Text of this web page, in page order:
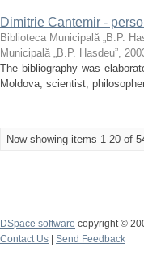
Dimitrie Cantemir -
Biblioteca Municipală „B.P.
Municipală „B.P. Hasdeu”,
The bibliography was
Moldova, scientist,
Now showing items 1-20 of
DSpace software copyright ©
Contact Us
Send Feedback